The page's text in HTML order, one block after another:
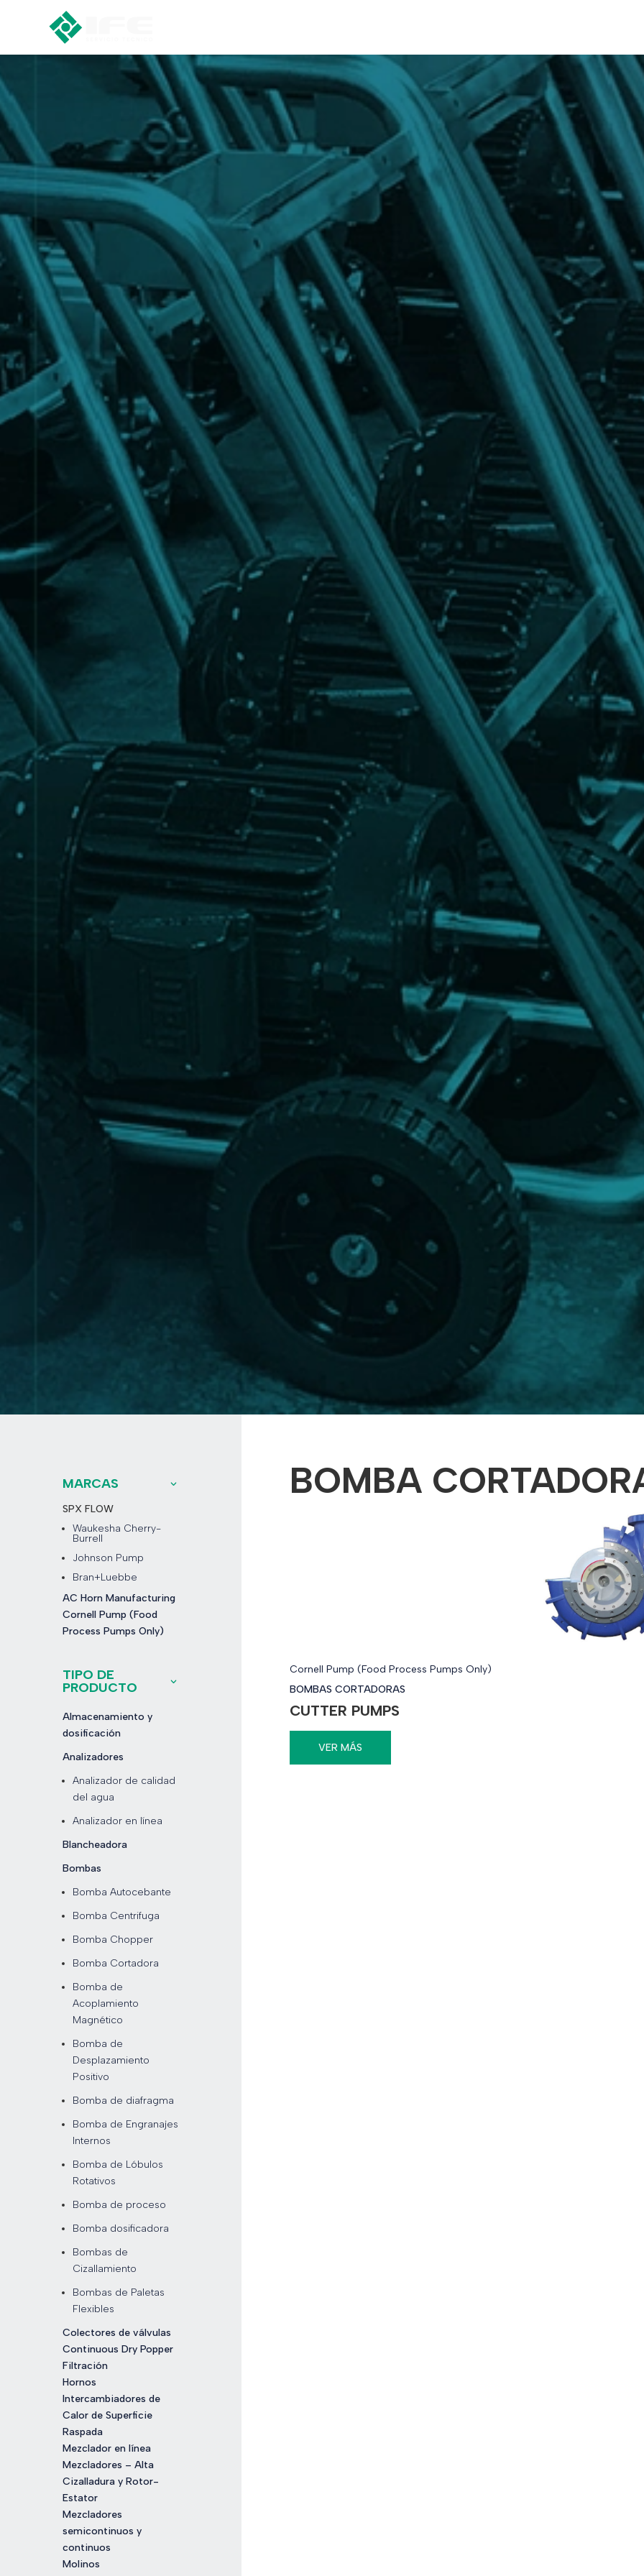
MARCAS
SPX FLOW
Waukesha Cherry-
Burrell
Johnson Pump
Bran+Luebbe
AC Horn Manufacturing
Cornell Pump (Food
Process Pumps Only)
TIPO DE
PRODUCTO
Almacenamiento y
dosificación
Analizadores
Analizador de calidad
del agua
Analizador en línea
Blancheadora
Bombas
Bomba Autocebante
Bomba Centrifuga
Bomba Chopper
Bomba Cortadora
Bomba de
Acoplamiento
Magnético
Bomba de
Desplazamiento
Positivo
Bomba de diafragma
Bomba de Engranajes
Internos
Bomba de Lóbulos
Rotativos
Bomba de proceso
Bomba dosificadora
Bombas de
Cizallamiento
Bombas de Paletas
Flexibles
Colectores de válvulas
Continuous Dry Popper
Filtración
Hornos
Intercambiadores de
Calor de Superficie
Raspada
Mezclador en línea
Mezcladores – Alta
Cizalladura y Rotor-
Estator
Mezcladores
semicontinuos y
continuos
Molinos
BOMBA
Cornell Pump (Food Process Pumps Only)
BOMBAS CORTADORAS
CUTTER PUMPS
VER MÁS